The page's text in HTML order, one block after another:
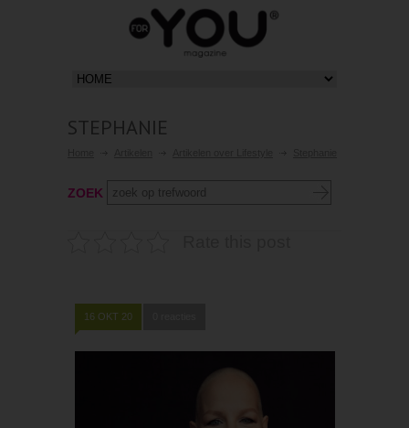
STEPHANIE
ZOEK
16 OKT 20